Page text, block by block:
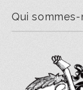
Qui sommes-